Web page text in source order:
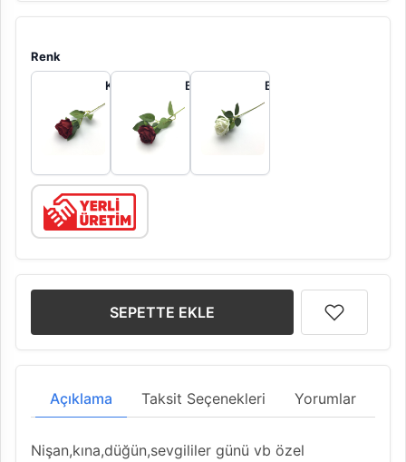
Renk
KIRMIZI
BORDO BEYAZ
SEPETTE EKLE
Açıklama Taksit Seçenekleri Yorumlar
Nişan,kına,düğün,sevgililer günü vb özel